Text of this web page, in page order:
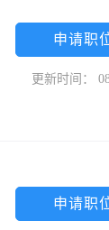
申请职
更新时间：
申请职